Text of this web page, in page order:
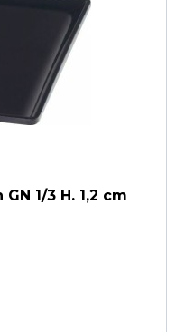
1/3 H. 1,2 cm